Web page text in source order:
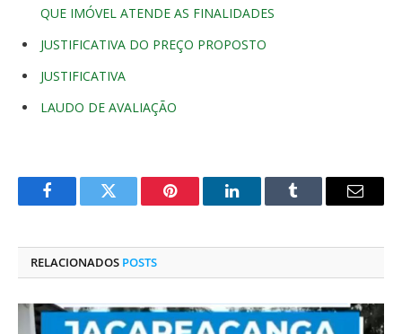
QUE IMÓVEL ATENDE AS FINALIDADES
JUSTIFICATIVA DO PREÇO PROPOSTO
JUSTIFICATIVA
LAUDO DE AVALIAÇÃO
FacebookTwitter Pinterest O
Tumblr
E-
RELACIONADOS POSTS